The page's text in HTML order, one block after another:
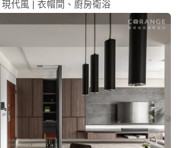
代風 | 衣帽間、廚房衛浴